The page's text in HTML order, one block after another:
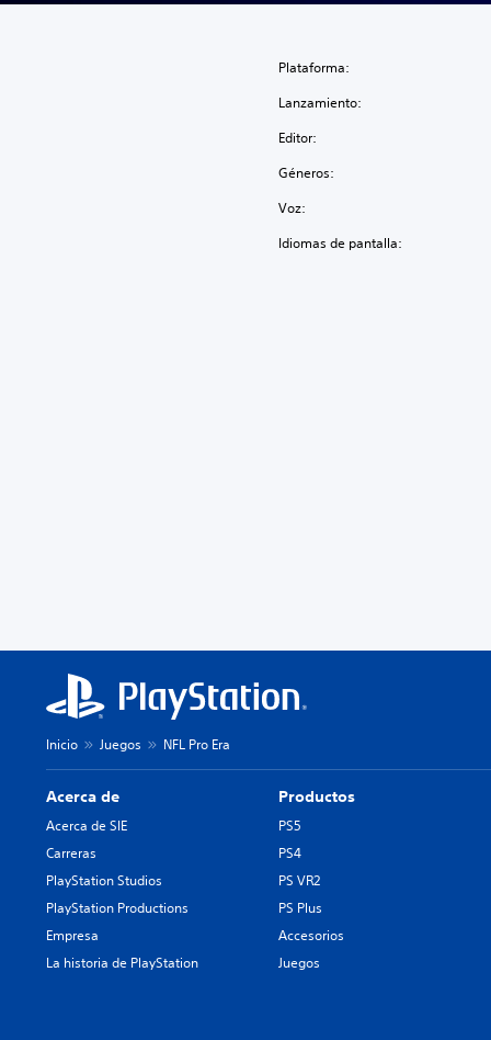
Plataforma:
Lanzamiento:
Editor:
Géneros:
Voz:
Idiomas de pantalla:
Inicio Juegos NFL Pro Era
Acerca de
Acerca de SIE
Carreras
PlayStation Studios
PlayStation Productions
Empresa
La historia de PlayStation
Productos
PS5
PS4
PS VR2
PS Plus
Accesorios
Juegos